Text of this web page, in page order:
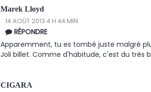
Marek Lloyd
14 AOÛT 2013 4 H 44 MIN
RÉPONDRE
Apparemment, tu es tombé juste malgré
Joli billet. Comme d'habitude, c'est du très
CIGARA